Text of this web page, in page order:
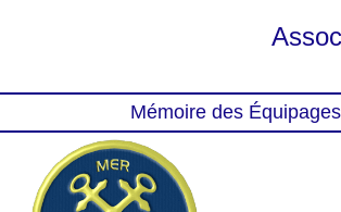
Mémoire des